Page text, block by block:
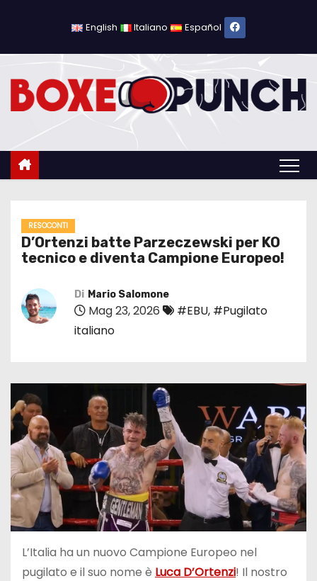
c
English Italiano Español
RESOCONTI
D’Ortenzi batte Parzeczewski per KO
tecnico e diventa Campione Europeo!
Di Mario Salomone
Mag 23, 2026 #EBU, #Pugilato
italiano
L’Italia ha un nuovo Campione Europeo nel
pugilato e il suo nome è Luca D’Ortenzi! Il nostro